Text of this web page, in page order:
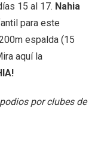
15 al 17. Nahia
para este
espalda (15
aquí la
por clubes de